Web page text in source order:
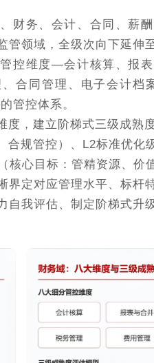
财务、会计、合同、薪
管领域，全级次向下延伸
控维度—会计核算、报
合同管理、电子会计档
管控体系。
度，建立阶梯式三级成熟
合规管控）、L2标准优化
核心目标：管精资源、价
界定对应管理水平、标杆
自我评估、制定阶梯式升